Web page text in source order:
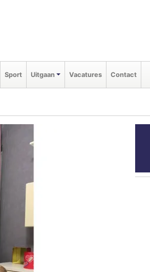
Sport Uitgaan Vacatures Contact